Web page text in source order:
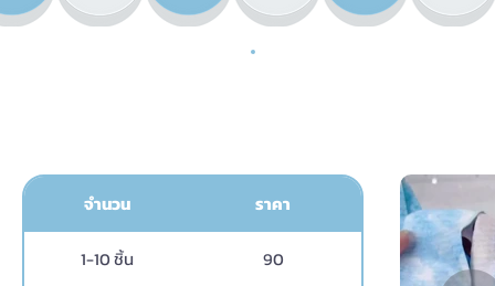
จำนวน ราคา
1-10 ชิ้น 90